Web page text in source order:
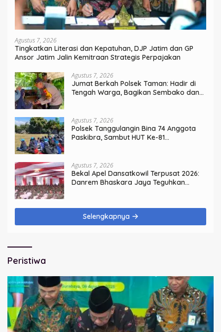
Agustus 7, 2026
Tingkatkan Literasi dan Kepatuhan, DJP Jatim dan GP
Ansor Jatim Jalin Kemitraan Strategis Perpajakan
Agustus 7, 2026
Jumat Berkah Polsek Taman: Hadir di
Tengah Warga, Bagikan Sembako dan
Agustus 7, 2026
Polsek Tanggulangin Bina 74 Anggota
Paskibra, Sambut HUT Ke-81
Agustus 7, 2026
Bekal Apel Dansatkowil Terpusat 2026:
Danrem Bhaskara Jaya Teguhkan
Selengkapnya
Peristiwa